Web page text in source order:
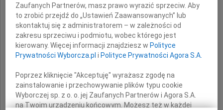
Zaufanych Partnerów, masz prawo wyrazić sprzeciw. Aby
to zrobić przejdź do „Ustawień Zaawansowanych” lub
skontaktuj się z administratorem – w zależności od
zakresu sprzeciwu i podmiotu, wobec którego jest
kierowany. Więcej informacji znajdziesz w Polityce
Prywatności Wyborcza.pl i Polityce Prywatności Agora S.A.
Poprzez kliknięcie "Akceptuję" wyrażasz zgodę na
zainstalowanie i przechowywanie plików typu cookie
Wyborczej sp. z o. o. jej Zaufanych Partnerów i Agora S.A.
na Twoim urządzeniu końcowym. Możesz też w każdej